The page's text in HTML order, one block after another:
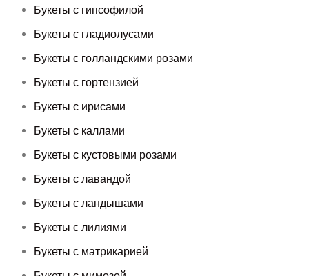
Букеты с гипсофилой
Букеты с гладиолусами
Букеты с голландскими розами
Букеты с гортензией
Букеты с ирисами
Букеты с каллами
Букеты с кустовыми розами
Букеты с лавандой
Букеты с ландышами
Букеты с лилиями
Букеты с матрикарией